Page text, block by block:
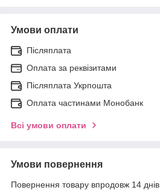
Умови оплати
Післяплата
Оплата за реквізитами
Післяплата Укрпошта
Оплата частинами Монобанк
Всі умови оплати
Умови повернення
Повернення товару впродовж 14